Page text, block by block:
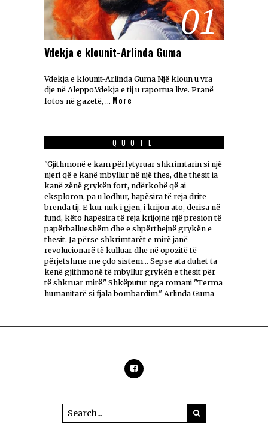
01
Vdekja e klounit-Arlinda Guma
Vdekja e klounit-Arlinda Guma Një kloun u vra
dje në Aleppo.Vdekja e tij u raportua live. Pranë
fotos në gazetë, … More
QUOTE
"Gjithmonë e kam përfytyruar shkrimtarin si një
njeri që e kanë mbyllur në një thes, dhe thesit ia
kanë zënë grykën fort, ndërkohë që ai
eksploron, pa u lodhur, hapësira të reja drite
brenda tij. E kur nuk i gjen, i krijon ato, derisa në
fund, këto hapësira të reja krijojnë një presion të
papërballueshëm dhe e shpërthejnë grykën e
thesit. Ja përse shkrimtarët e mirë janë
revolucionarë të kulluar dhe në opozitë të
përjetshme me çdo sistem... Sepse ata duhet ta
kenë gjithmonë të mbyllur grykën e thesit për
të shkruar mirë." Shkëputur nga romani "Terma
humanitarë si fjala bombardim." Arlinda Guma